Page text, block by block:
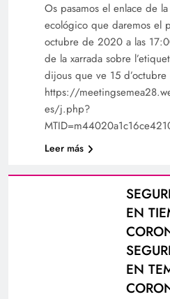
Os pasamos el enlace de
ecológico que daremos el
octubre de 2020 a las
de la xarrada sobre
dijous que ve 15
https://
es/j.php?
Leer más
EN
EN